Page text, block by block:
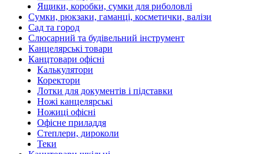
Ящики, коробки, сумки для риболовлі
Сумки, рюкзаки, гаманці, косметички, валізи
Сад та город
Слюсарний та будівельний інструмент
Канцелярські товари
Канцтовари офісні
Калькулятори
Коректори
Лотки для документів і підставки
Ножі канцелярські
Ножиці офісні
Офісне приладдя
Степлери, дироколи
Теки